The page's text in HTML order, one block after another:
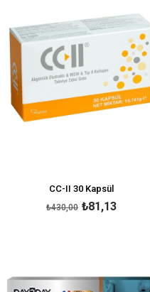
CC-II 30 Kapsül
₺81,13
₺430,00